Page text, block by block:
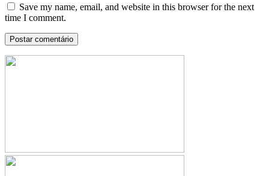
Save my name, email, and website in this browser for the next
time I comment.